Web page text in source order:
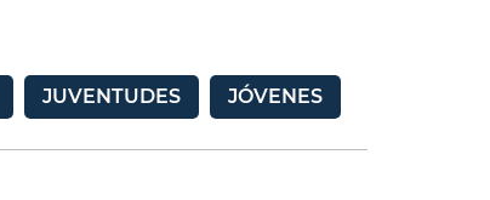
JUVENTUDES JÓVENES